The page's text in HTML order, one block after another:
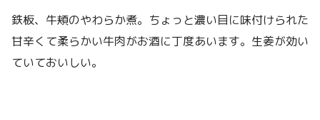
鉄板、牛頬のやわらか煮。ちょっと濃い目に味付けられた
甘辛くて柔らかい牛肉がお酒に丁度あいます。生姜が効い
ていておいしい。